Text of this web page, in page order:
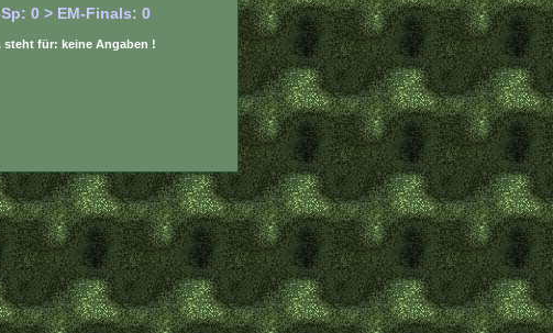
Sp: 0 > EM-Finals: 0
steht für: keine Angaben !